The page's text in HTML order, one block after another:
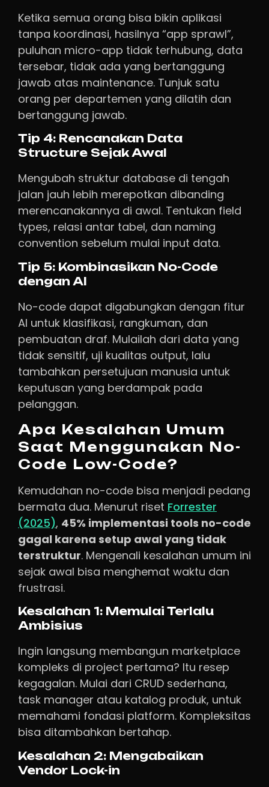
Ketika semua orang bisa bikin aplikasi
tanpa koordinasi, hasilnya “app sprawl”,
puluhan micro-app tidak terhubung, data
tersebar, tidak ada yang bertanggung
jawab atas maintenance. Tunjuk satu
orang per departemen yang dilatih dan
bertanggung jawab.
Tip 4: Rencanakan Data
Structure Sejak Awal
Mengubah struktur database di tengah
jalan jauh lebih merepotkan dibanding
merencanakannya di awal. Tentukan field
types, relasi antar tabel, dan naming
convention sebelum mulai input data.
Tip 5: Kombinasikan No-Code
dengan AI
No-code dapat digabungkan dengan fitur
AI untuk klasifikasi, rangkuman, dan
pembuatan draf. Mulailah dari data yang
tidak sensitif, uji kualitas output, lalu
tambahkan persetujuan manusia untuk
keputusan yang berdampak pada
pelanggan.
Apa Kesalahan Umum
Saat Menggunakan No-
Code Low-Code?
Kemudahan no-code bisa menjadi pedang
bermata dua. Menurut riset Forrester
(2025), 45% implementasi tools no-code
gagal karena setup awal yang tidak
terstruktur. Mengenali kesalahan umum ini
sejak awal bisa menghemat waktu dan
frustrasi.
Kesalahan 1: Memulai Terlalu
Ambisius
Ingin langsung membangun marketplace
kompleks di project pertama? Itu resep
kegagalan. Mulai dari CRUD sederhana,
task manager atau katalog produk, untuk
memahami fondasi platform. Kompleksitas
bisa ditambahkan bertahap.
Kesalahan 2: Mengabaikan
Vendor Lock-in